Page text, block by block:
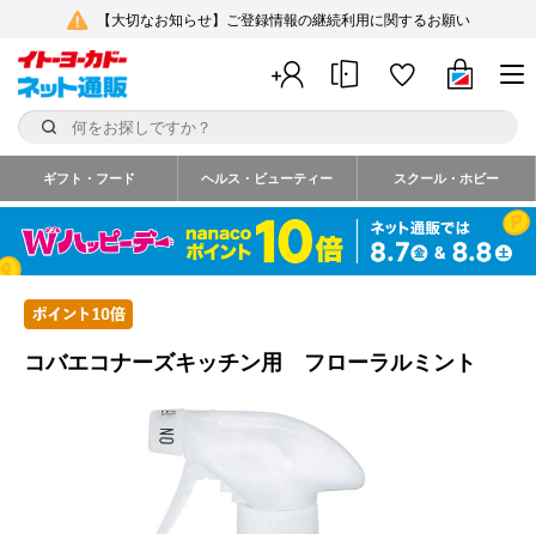
【大切なお知らせ】ご登録情報の継続利用に関するお願い
ギフト・フード ヘルス・ビューティー スクール・ホビー
コバエコナーズキッチン用 フローラルミント